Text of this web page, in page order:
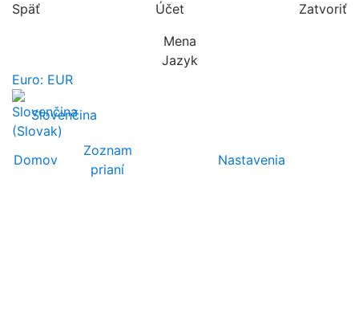
Späť
Účet
Zatvoriť
Mena
Jazyk
Euro: EUR
Slovenčina
Domov
Zoznam
prianí
Nastavenia